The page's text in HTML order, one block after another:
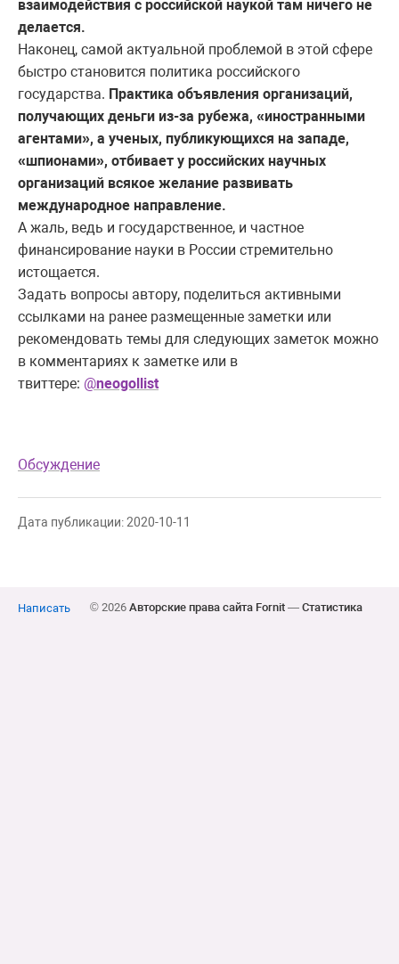
взаимодействия с российской наукой там ничего не
делается.
Наконец, самой актуальной проблемой в этой сфере
быстро становится политика российского
государства. Практика объявления организаций,
получающих деньги из-за рубежа, «иностранными
агентами», а ученых, публикующихся на западе,
«шпионами», отбивает у российских научных
организаций всякое желание развивать
международное направление.
А жаль, ведь и государственное, и частное
финансирование науки в России стремительно
истощается.
Задать вопросы автору, поделиться активными
ссылками на ранее размещенные заметки или
рекомендовать темы для следующих заметок можно
в комментариях к заметке или в
твиттере: @neogollist
Обсуждение
Дата публикации: 2020-10-11
Написать © 2026 Авторские права сайта Fornit— Статистика